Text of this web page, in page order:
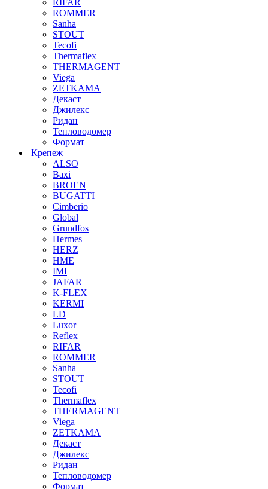
ROMMER
Sanha
STOUT
Tecofi
Thermaflex
THERMAGENT
Viega
ZETKAMA
Декаст
Джилекс
Ридан
Тепловодомер
Формат
Крепеж
ALSO
Baxi
BROEN
BUGATTI
Cimberio
Global
Grundfos
Hermes
HERZ
HME
IMI
JAFAR
K-FLEX
KERMI
LD
Luxor
Reflex
RIFAR
ROMMER
Sanha
STOUT
Tecofi
Thermaflex
THERMAGENT
Viega
ZETKAMA
Декаст
Джилекс
Ридан
Тепловодомер
Формат